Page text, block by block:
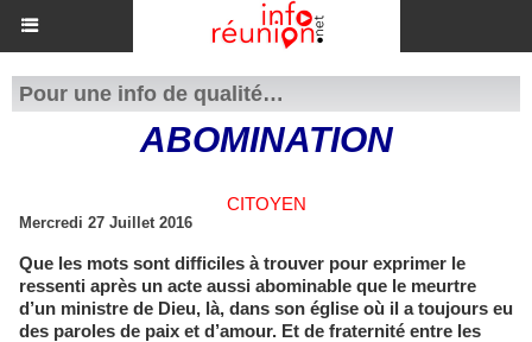
Pour une info de qualité…
​ABOMINATION
CITOYEN
Mercredi 27 Juillet 2016
Que les mots sont difficiles à trouver pour exprimer le
ressenti après un acte aussi abominable que le meurtre
d’un ministre de Dieu, là, dans son église où il a toujours eu
des paroles de paix et d’amour. Et de fraternité entre les